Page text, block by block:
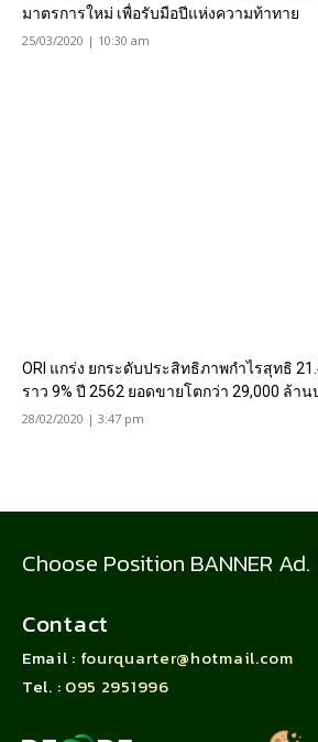
มาตรการใหม่ เพื่อรับมือปีแห่งความท้าทาย
25/03/2020 | 10:30 am
ORI แกร่ง ยกระดับประสิทธิภาพกำไรสุทธิ
ราว 9% ปี 2562 ยอดขายโตกว่า 29,000 ล้าน
28/02/2020 | 3:47 pm
Choose Position BANNER Ad.
Contact
Email : fourquarter@hotmail.com
Tel. : 095 2951996